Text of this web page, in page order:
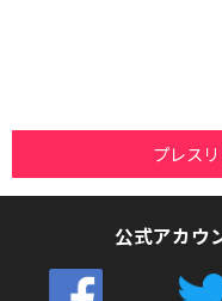
プレス
公式アカウ